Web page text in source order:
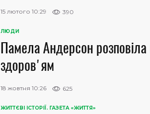
15 лютого 10:29 390
ЛЮДИ
Памела Андерсон
здоров'ям
18 жовтня 10:26 625
ЖИТТЄВІ ІСТОРІЇ. ГАЗЕТА «ЖИТТЯ»